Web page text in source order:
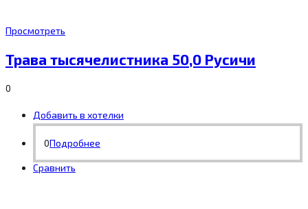
Просмотреть
Трава тысячелистника 50,0 Русичи
0
Добавить в хотелки
0Подробнее
Сравнить